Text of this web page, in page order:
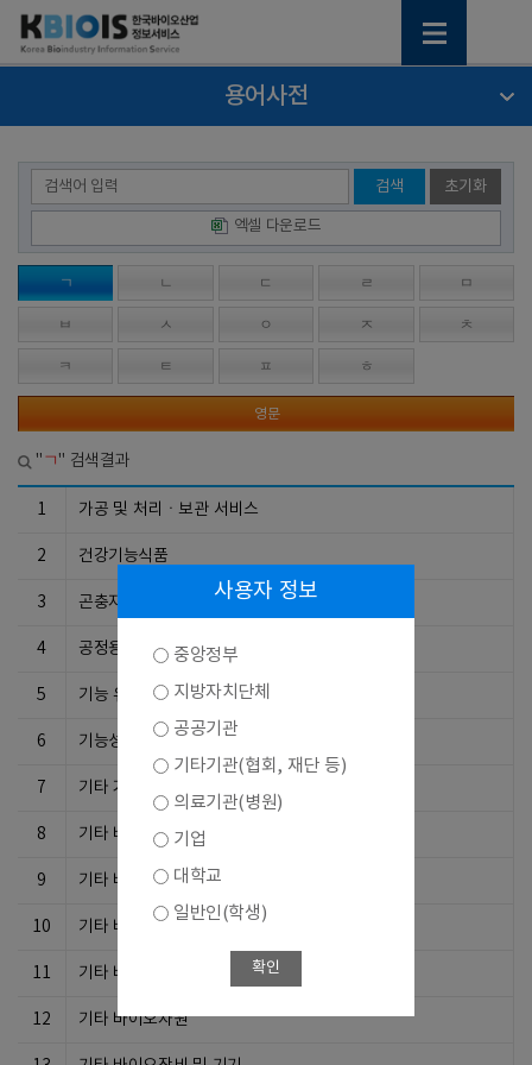
용어사전
검색 초기화
엑셀 다운로드
ㄱ ㄴ ㄷ ㄹ ㅁ
ㅂ ㅅ ㅇ ㅈ ㅊ
ㅋ ㅌ ㅍ ㅎ
영문
"ㄱ" 검색결과
1 가공 및 처리ㆍ보관 서비스
2 건강기능식품
3 곤충자원이용기술
4 공정용 부품
5 기능 유전체학기술
6 기능성 생체재료 개발기술
7 기타 거대분자공학기술
8 기타 바이오서비스
9 기타 바이오식품
10 기타 바이오의료기기
11 기타 바이오의약제품
12 기타 바이오자원
사용자 정보
중앙정부
지방자치단체
공공기관
기타기관(협회, 재단 등)
의료기관(병원)
기업
대학교
일반인(학생)
확인